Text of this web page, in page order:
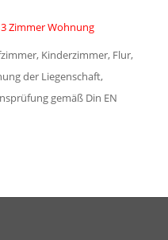
Zimmer Wohnung
Kinderzimmer, Flur,
der Liegenschaft,
gemäß Din EN